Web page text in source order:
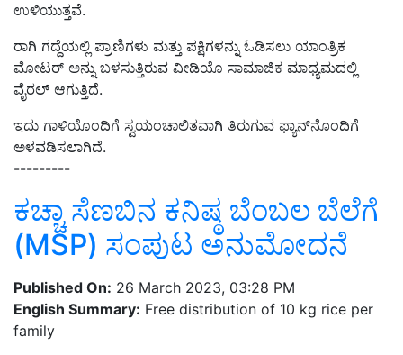
ಉಳಿಯುತ್ತವೆ.
ರಾಗಿ ಗದ್ದೆಯಲ್ಲಿ ಪ್ರಾಣಿಗಳು ಮತ್ತು ಪಕ್ಷಿಗಳನ್ನು ಓಡಿಸಲು ಯಾಂತ್ರಿಕ
ಮೋಟರ್ ಅನ್ನು ಬಳಸುತ್ತಿರುವ ವೀಡಿಯೊ ಸಾಮಾಜಿಕ ಮಾಧ್ಯಮದಲ್ಲಿ
ವೈರಲ್ ಆಗುತ್ತಿದೆ.
ಇದು ಗಾಳಿಯೊಂದಿಗೆ ಸ್ವಯಂಚಾಲಿತವಾಗಿ ತಿರುಗುವ ಫ್ಯಾನ್‌ನೊಂದಿಗೆ
ಅಳವಡಿಸಲಾಗಿದೆ.
---------
ಕಚ್ಚಾ ಸೆಣಬಿನ ಕನಿಷ್ಠ ಬೆಂಬಲ ಬೆಲೆಗೆ
(MSP) ಸಂಪುಟ ಅನುಮೋದನೆ
Published On: 26 March 2023, 03:28 PM
English Summary: Free distribution of 10 kg rice per
family